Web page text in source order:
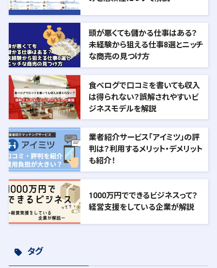
頭が悪くても儲かる仕事はある？
未経験から狙える仕事8選とニッチ
な商売の見つけ方
食べログで口コミを書いても収入
は得られない？誤解されやすいビ
ジネスモデルを解説
業者紹介サービス「アイミツ」の評
判は？利用するメリット・デメリット
も紹介！
1000万円でできるビジネスって？
経営支援をしている企業が解説
タグ